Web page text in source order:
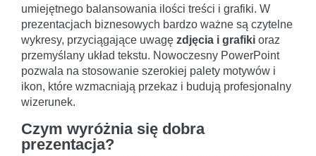
umiejętnego balansowania ilości treści i grafiki. W
prezentacjach biznesowych bardzo ważne są czytelne
wykresy, przyciągające uwagę zdjęcia i grafiki oraz
przemyślany układ tekstu. Nowoczesny PowerPoint
pozwala na stosowanie szerokiej palety motywów i
ikon, które wzmacniają przekaz i budują profesjonalny
wizerunek.
Czym wyróżnia się dobra
prezentacja?